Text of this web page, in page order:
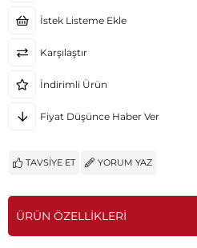
İstek Listeme Ekle
Karşılaştır
İndirimli Ürün
Fiyat Düşünce Haber Ver
TAVSIYE ET YORUM YAZ
ÜRÜN ÖZELLIKLERI